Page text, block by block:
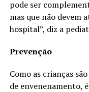
pode ser
mas que não devem
hospital”, diz a
Prevenção
Como as crianças
de envenenamento,